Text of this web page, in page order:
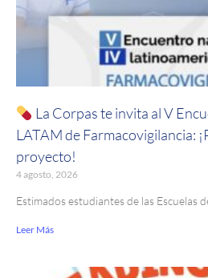
La Corpas te invita al V
LATAM de Farmacovigilancia:
proyecto!
4 agosto, 2026
Estimados estudiantes de las Escuelas
Leer Más